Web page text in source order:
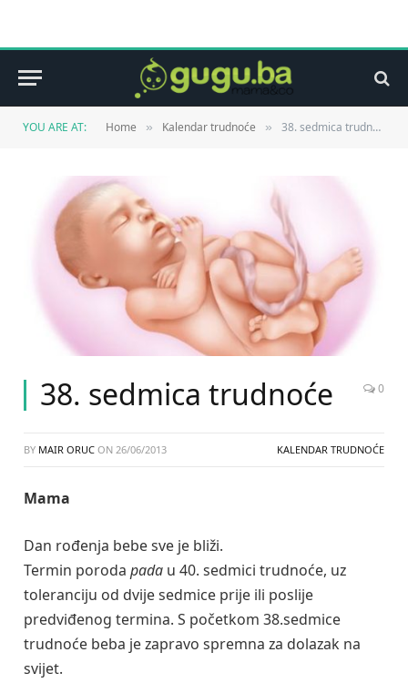
YOU ARE AT: Home » Kalendar trudnoće » 38. sedmica trudnoće
38. sedmica trudnoće 0
BY MAIR ORUC ON 26/06/2013 KALENDAR TRUDNOĆE
Mama
Dan rođenja bebe sve je bliži.
Termin poroda pada u 40. sedmici trudnoće, uz
toleranciju od dvije sedmice prije ili poslije
predviđenog termina. S početkom 38.sedmice
trudnoće beba je zapravo spremna za dolazak na
svijet.